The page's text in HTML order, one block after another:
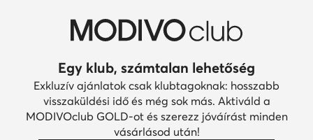
Egy klub, számtalan lehetőség
Exkluzív ajánlatok csak klubtagoknak: hosszabb
visszaküldési idő és még sok más. Aktiváld a
MODIVOclub GOLD-ot és szerezz jóváírást minden
vásárlásod után!